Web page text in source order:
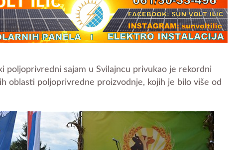
poljoprivredni sajam u Svilajncu privukao je rekordni
oblasti poljoprivredne proizvodnje, kojih je bilo više od